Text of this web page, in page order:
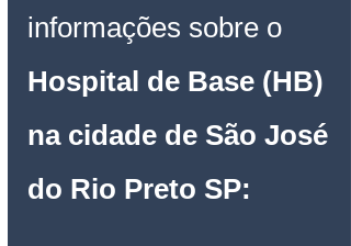
informações sobre o
Hospital de Base (HB)
na cidade de São José
do Rio Preto SP: